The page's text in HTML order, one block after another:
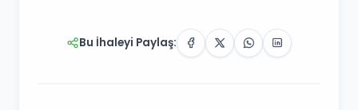
Bu İhaleyi Paylaş: